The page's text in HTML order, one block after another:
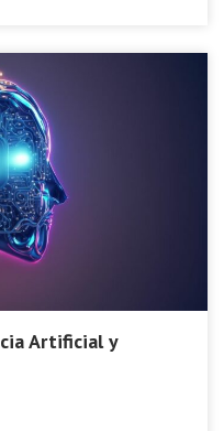
Artificial y